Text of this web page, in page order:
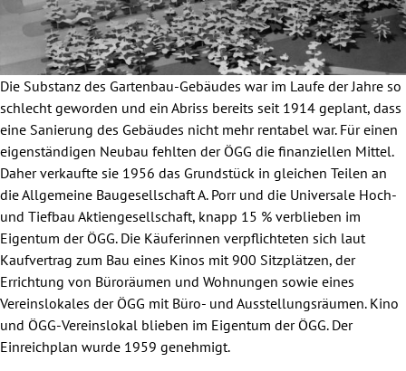
Die Substanz des Gartenbau-Gebäudes war im Laufe der Jahre so
schlecht geworden und ein Abriss bereits seit 1914 geplant, dass
eine Sanierung des Gebäudes nicht mehr rentabel war. Für einen
eigenständigen Neubau fehlten der ÖGG die finanziellen Mittel.
Daher verkaufte sie 1956 das Grundstück in gleichen Teilen an
die Allgemeine Baugesellschaft A. Porr und die Universale Hoch-
und Tiefbau Aktiengesellschaft, knapp 15 % verblieben im
Eigentum der ÖGG. Die Käuferinnen verpflichteten sich laut
Kaufvertrag zum Bau eines Kinos mit 900 Sitzplätzen, der
Errichtung von Büroräumen und Wohnungen sowie eines
Vereinslokales der ÖGG mit Büro- und Ausstellungsräumen. Kino
und ÖGG-Vereinslokal blieben im Eigentum der ÖGG. Der
Einreichplan wurde 1959 genehmigt.